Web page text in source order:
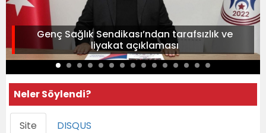
Genç Sağlık Sendikası’ndan tarafsızlık ve
liyakat açıklaması
Neler Söylendi?
Site DISQUS